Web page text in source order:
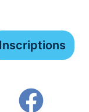
Inscriptions